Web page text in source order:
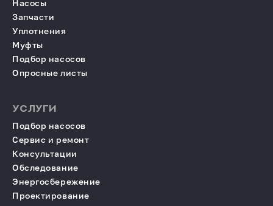
Насосы
Запчасти
Уплотнения
Муфты
Подбор насосов
Опросные листы
УСЛУГИ
Подбор насосов
Сервис и ремонт
Консультации
Обследование
Энергосбережение
Проектирование